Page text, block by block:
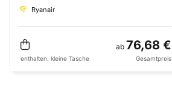
Ryanair
ab 76,68 €
enthalten: kleine Tasche Gesamtpreis